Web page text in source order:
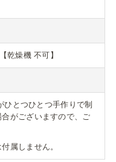
乾燥機 不可】
とつひとつ手作りで制
がございますので、ご
属しません。